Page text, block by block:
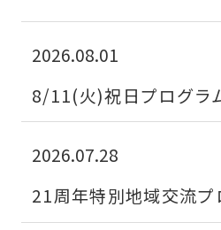
2026.08.01
8/11(火)祝日プログラ
2026.07.28
21周年特別地域交流プ